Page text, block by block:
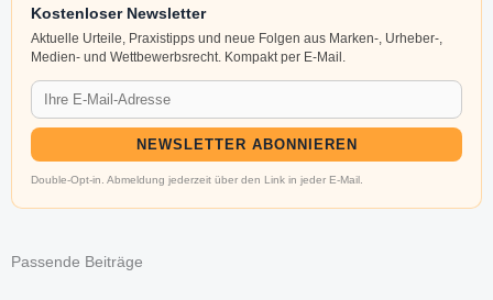
Kostenloser Newsletter
Aktuelle Urteile, Praxistipps und neue Folgen aus Marken-, Urheber-,
Medien- und Wettbewerbsrecht. Kompakt per E-Mail.
NEWSLETTER ABONNIEREN
Double-Opt-in. Abmeldung jederzeit über den Link in jeder E-Mail.
Passende Beiträge